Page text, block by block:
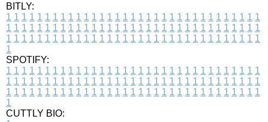
BITLY:
1 1 1 1 1 1 1 1 1 1 1 1 1 1 1 1 1 1 1 1 1 1 1 1 1 1 1 1 1 1 1 1 1
1 1 1 1 1 1 1 1 1 1 1 1 1 1 1 1 1 1 1 1 1 1 1 1 1 1 1 1 1 1 1 1 1
1 1 1 1 1 1 1 1 1 1 1 1 1 1 1 1 1 1 1 1 1 1 1 1 1 1 1 1 1 1 1 1 1
1
SPOTIFY:
1 1 1 1 1 1 1 1 1 1 1 1 1 1 1 1 1 1 1 1 1 1 1 1 1 1 1 1 1 1 1 1 1
1 1 1 1 1 1 1 1 1 1 1 1 1 1 1 1 1 1 1 1 1 1 1 1 1 1 1 1 1 1 1 1 1
1 1 1 1 1 1 1 1 1 1 1 1 1 1 1 1 1 1 1 1 1 1 1 1 1 1 1 1 1 1 1 1 1
1
CUTTLY BIO: